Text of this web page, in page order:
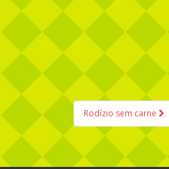
Rodízio sem carne